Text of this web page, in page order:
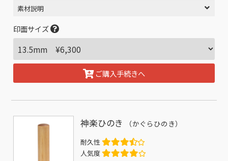
素材説明
印面サイズ
ご購入手続きへ
神楽ひのき （かぐらひのき）
耐久性
人気度